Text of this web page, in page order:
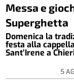
Messa e
Superghetta
Domenica la
festa alla
Sant’Irene a
5